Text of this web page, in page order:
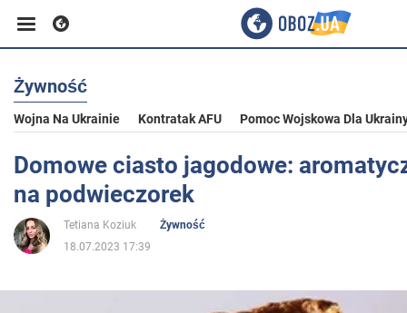
Biznes
Sport
Rozrywka
Żywność
Wojna Na Ukrainie Kontratak AFU Pomoc Wojskowa Dla
Domowe ciasto jagodowe:
na podwieczorek
Tetiana Koziuk
Żywność
18.07.2023 17:39